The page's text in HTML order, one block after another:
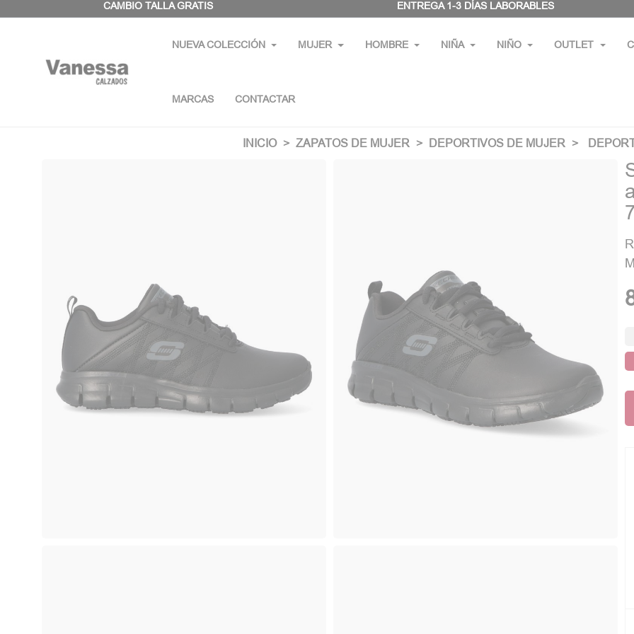
CAMBIO TALLA GRATIS ENTREGA 1-3 DÍAS LABORABLES
NUEVA COLECCIÓN MUJER HOMBRE NIÑA NIÑO OUTLET
MARCAS CONTACTAR
INICIO ZAPATOS DE MUJER DEPORTIVOS DE MUJER
Panel de gestión de cookies